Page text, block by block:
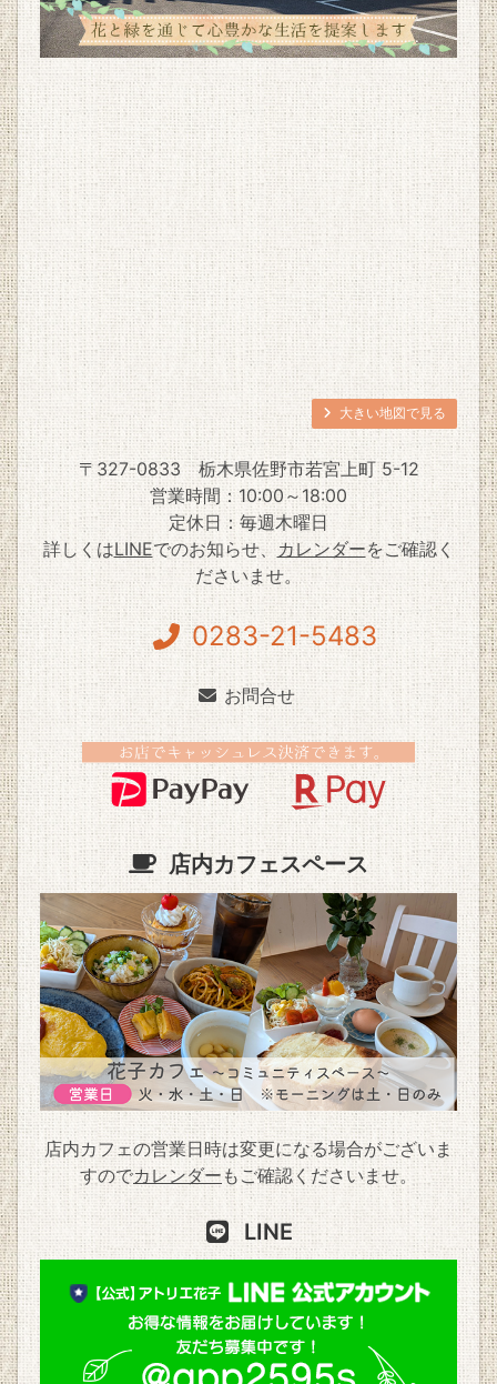
大きい地図で見る
〒327-0833
栃木県佐野市若宮上町 5-12
営業時間：10:00～18:00
定休日：毎週木曜日
詳しくはLINEでのお知らせ、 カレンダーをご確認く
ださいませ。
0283-21-5483
お問合せ
店内カフェスペース
店内カフェの営業日時は変更になる場合がございま
すのでカレンダー もご確認くださいませ。
LINE